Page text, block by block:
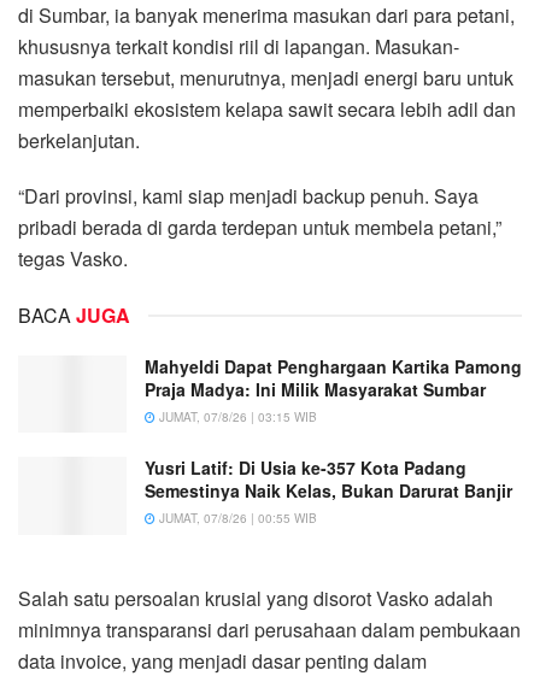
di Sumbar, ia banyak menerima masukan dari para petani,
khususnya terkait kondisi riil di lapangan. Masukan-
masukan tersebut, menurutnya, menjadi energi baru untuk
memperbaiki ekosistem kelapa sawit secara lebih adil dan
berkelanjutan.
“Dari provinsi, kami siap menjadi backup penuh. Saya
pribadi berada di garda terdepan untuk membela petani,”
tegas Vasko.
BACAJUGA
Mahyeldi Dapat Penghargaan Kartika Pamong
Praja Madya: Ini Milik Masyarakat Sumbar
JUMAT, 07/8/26 | 03:15 WIB
Yusri Latif: Di Usia ke-357 Kota Padang
Semestinya Naik Kelas, Bukan Darurat Banjir
JUMAT, 07/8/26 | 00:55 WIB
Salah satu persoalan krusial yang disorot Vasko adalah
minimnya transparansi dari perusahaan dalam pembukaan
data invoice, yang menjadi dasar penting dalam